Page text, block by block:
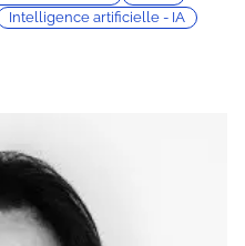
Intelligence artificielle - IA